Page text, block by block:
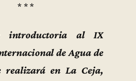
* * *
introductoria al IX
de Agua de
realizará en La Ceja,